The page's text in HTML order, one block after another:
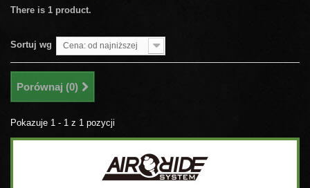
There is 1 product.
Sortuj wg Cena: od najniższej
Porównaj (0)
Pokazuje 1 - 1 z 1 pozycji